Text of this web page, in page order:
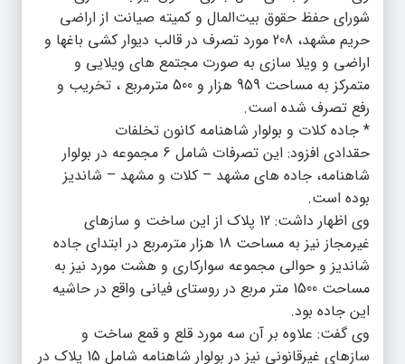
شورای حفظ حقوق بیت‌المال و کمیته صیانت از اراضی
حریم مشهد، 208 مورد تصرف در قالب دیوار کشی باغها و
اراضی و ویلا سازی به صورت مجتمع های ویلایی و
متمرکز به مساحت 959 هزار و 500 مترمربع ، تخریب و
رفع تصرف شده است.
* جاده کلات و بولوار شاهنامه کانون تخلفات
حقدادی افزود: این تصرفات شامل 6 مجموعه در بولوار
شاهنامه، جاده های مشهد – کلات و مشهد – شاندیز
بوده است.
وی اظهار داشت: 12 پلاک از این ساخت و سازهای
غیرمجاز نیز به مساحت 18 هزار مترمربع در ابتدای جاده
شاندیز و حوالی مجموعه سوارکاری و هشت مورد نیز به
مساحت 1500 متر مربع در روستای فیانی واقع در حاشیه
این جاده بود.
وی گفت: علاوه بر آن سه مورد قلع و قمع ساخت و
سازهای غیرقانونی نیز در بولوار شاهنامه شامل 15 پلاک در